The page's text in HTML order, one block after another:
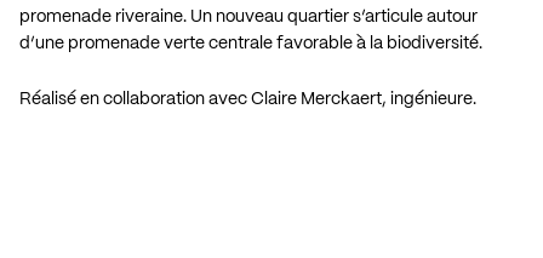
promenade riveraine. Un nouveau quartier s’articule autour
d’une promenade verte centrale favorable à la biodiversité.
Réalisé en collaboration avec Claire Merckaert, ingénieure.